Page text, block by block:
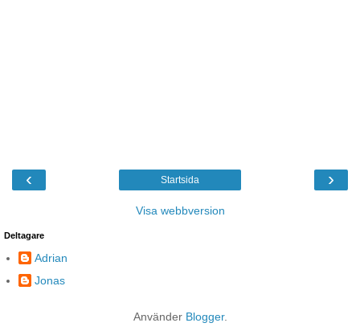
‹ ›
Startsida
Visa webbversion
Deltagare
Adrian
Jonas
Använder Blogger.